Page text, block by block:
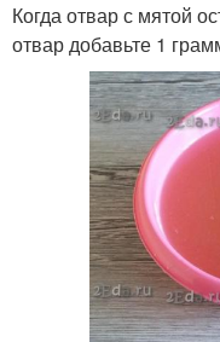
Когда отвар с мятой
отвар добавьте 1